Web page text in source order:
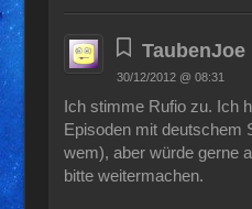
TaubenJoe
30/12/2012 @ 08:31
Ich stimme Rufio zu. Ich
Episoden mit deutschem
wem), aber würde gerne
bitte weitermachen.